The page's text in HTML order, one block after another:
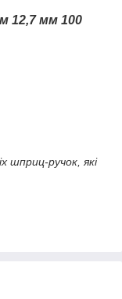
12,7 мм 100
шприц-ручок, які